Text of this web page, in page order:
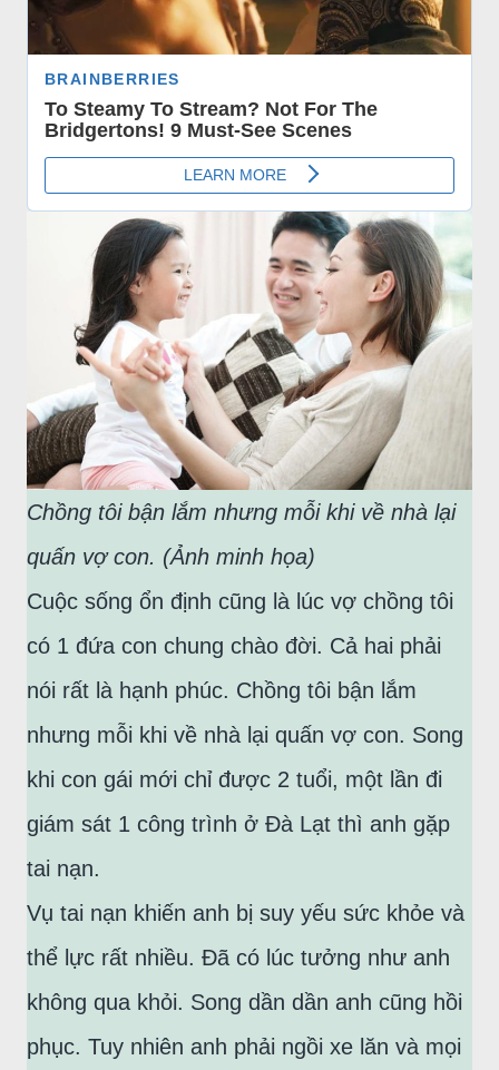
Chồng tôi bận lắm nhưng mỗi khi về nhà lại
quấn vợ con. (Ảnh minh họa)
Cuộc sống ổn định cũng là lúc vợ chồng tôi
có 1 đứa con chung chào đời. Cả hai phải
nói rất là hạnh phúc. Chồng tôi bận lắm
nhưng mỗi khi về nhà lại quấn vợ con. Song
khi con gái mới chỉ được 2 tuổi, một lần đi
giám sát 1 công trình ở Đà Lạt thì anh gặp
tai nạn.
Vụ tai nạn khiến anh bị suy yếu sức khỏe và
thể lực rất nhiều. Đã có lúc tưởng như anh
không qua khỏi. Song dần dần anh cũng hồi
phục. Tuy nhiên anh phải ngồi xe lăn và mọi